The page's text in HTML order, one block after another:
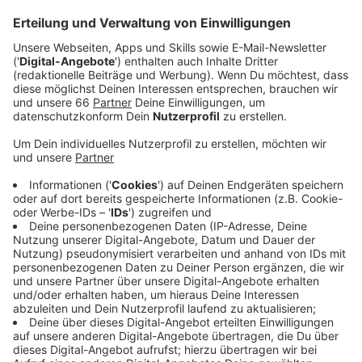
arbeitsreiches langes Wochenende in der Altstadt
und auf der Rheinuferpromenade vor. Angesichts
des schönen Wetters rechnen die
Verantwortlichen mit mehreren hunderttausend
Besuchern.
An den letzten Wochenenden hatten viele Gruppen
junger Männer in den späten Abendstunden für
erhebliche Probleme gesorgt und gezielt die
Einsatzkräfte attackiert, so Polizeidirektor Dietmar
Henning am Antenne Düsseldorf-Mikro.
Anzeige